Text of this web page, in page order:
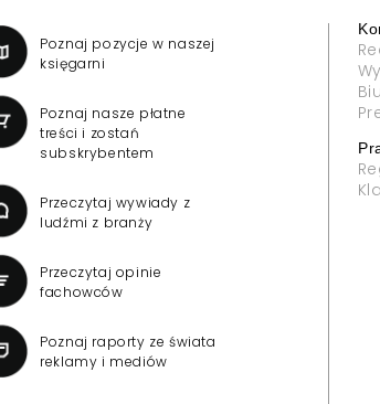
Poznaj pozycje w naszej
księgarni
Poznaj nasze płatne
treści i zostań
subskrybentem
Przeczytaj wywiady z
ludźmi z branży
Przeczytaj opinie
fachowców
Poznaj raporty ze świata
reklamy i mediów